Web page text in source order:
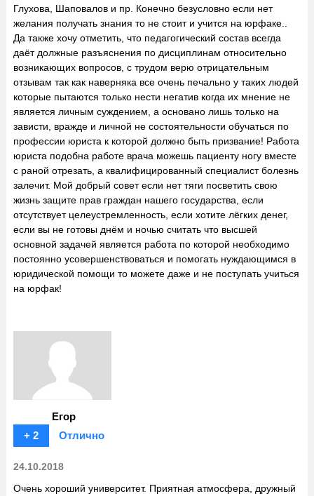
Глухова, Шаповалов и пр. Конечно безусловно если нет
желания получать знания то не стоит и учится на юрфаке..
Да также хочу отметить, что педагогический состав всегда
даёт должные разъяснения по дисциплинам относительно
возникающих вопросов, с трудом верю отрицательным
отзывам так как наверняка все очень печально у таких людей
которые пытаются только нести негатив когда их мнение не
является личным суждением, а основано лишь только на
зависти, вражде и личной не состоятельности обучаться по
профессии юриста к которой должно быть призвание! Работа
юриста подобна работе врача можешь пациенту ногу вместе
с раной отрезать, а квалифицированный специалист болезнь
залечит. Мой добрый совет если нет тяги посветить свою
жизнь защите прав граждан нашего государства, если
отсутствует целеустремленность, если хотите лёгких денег,
если вы не готовы днём и ночью считать что высшей
основной задачей является работа по которой необходимо
постоянно усовершенствоваться и помогать нуждающимся в
юридической помощи то можете даже и не поступать учиться
на юрфак!
Егор
+ 2
Отлично
24.10.2018
Очень хороший университет. Приятная атмосфера, дружный